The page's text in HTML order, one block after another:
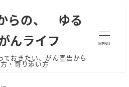
らの、 ゆる
んライフ
ておきたい、がん宣告から
・寄り添い方
MENU